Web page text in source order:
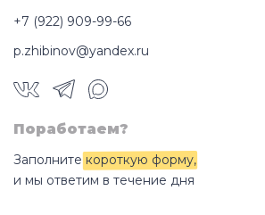
+7 (922) 909-99-66
p.zhibinov@yandex.ru
Поработаем?
Заполните короткую форму,
и мы ответим в течение дня